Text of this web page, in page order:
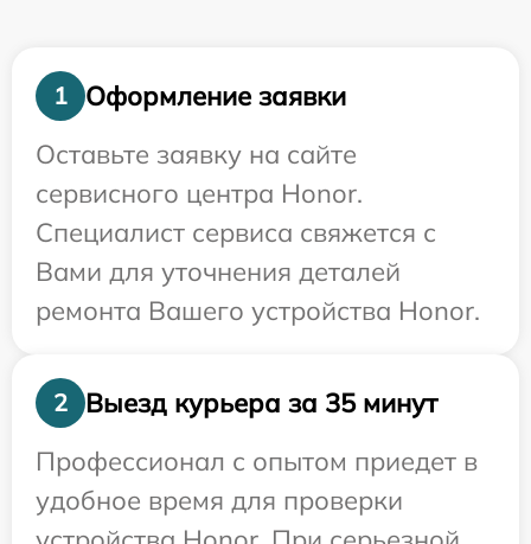
1
Оформление заявки
Оставьте заявку на сайте
сервисного центра Honor.
Специалист сервиса свяжется с
Вами для уточнения деталей
ремонта Вашего устройства Honor.
2
Выезд курьера за 35 минут
Профессионал с опытом приедет в
удобное время для проверки